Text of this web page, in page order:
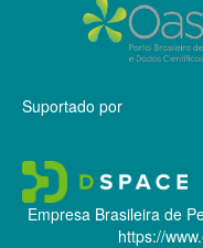
Suportado por
Empresa Brasileira de
https://